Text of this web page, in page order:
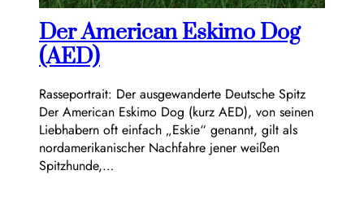
Der American Eskimo Dog
(AED)
Rasseportrait: Der ausgewanderte Deutsche Spitz
Der American Eskimo Dog (kurz AED), von seinen
Liebhabern oft einfach „Eskie“ genannt, gilt als
nordamerikanischer Nachfahre jener weißen
Spitzhunde,…